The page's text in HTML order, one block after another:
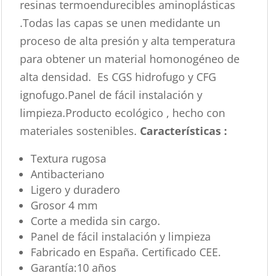
resinas termoendurecibles aminoplásticas
.Todas las capas se unen medidante un
proceso de alta presión y alta temperatura
para obtener un material homonogéneo de
alta densidad. Es CGS hidrofugo y CFG
ignofugo.Panel de fácil instalación y
limpieza.Producto ecológico , hecho con
materiales sostenibles. Características :
Textura rugosa
Antibacteriano
Ligero y duradero
Grosor 4 mm
Corte a medida sin cargo.
Panel de fácil instalación y limpieza
Fabricado en España. Certificado CEE.
Garantía:10 años